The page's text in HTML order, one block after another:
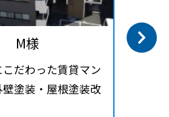
M様
だわった賃貸マン
壁塗装・屋根塗装改